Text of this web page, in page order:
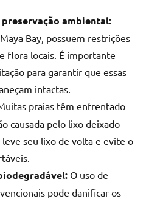
ambiental:
Bay, possuem restrições
flora locais. É importante
para garantir que essas
intactas.
praias têm enfrentado
causada pelo lixo deixado
seu lixo de volta e evite o
O uso de
pode danificar os